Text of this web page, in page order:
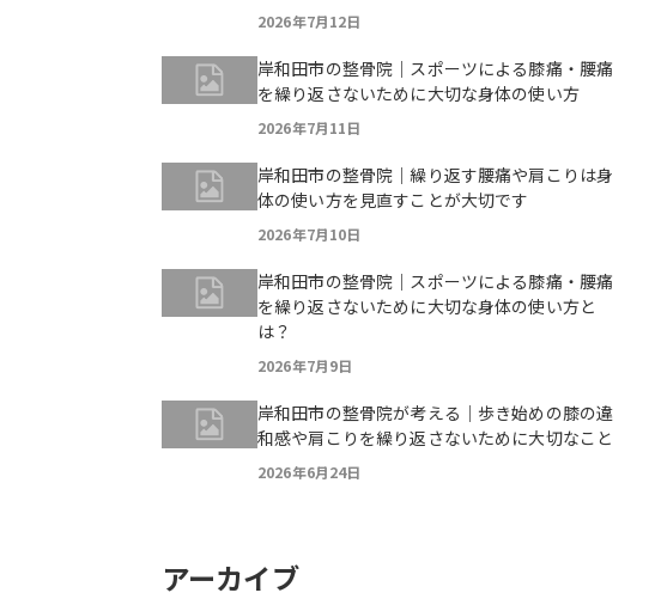
2026年7月12日
岸和田市の整骨院｜スポーツによる膝痛・腰痛
を繰り返さないために大切な身体の使い方
2026年7月11日
岸和田市の整骨院｜繰り返す腰痛や肩こりは身
体の使い方を見直すことが大切です
2026年7月10日
岸和田市の整骨院｜スポーツによる膝痛・腰痛
を繰り返さないために大切な身体の使い方と
は？
2026年7月9日
岸和田市の整骨院が考える｜歩き始めの膝の違
和感や肩こりを繰り返さないために大切なこと
2026年6月24日
アーカイブ